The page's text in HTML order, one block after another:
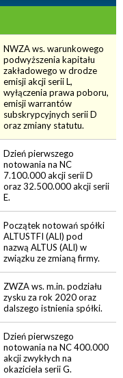
NWZA ws. warunkowego
podwyższenia kapitału
zakładowego w drodze
emisji akcji serii L,
wyłączenia prawa poboru,
emisji warrantów
subskrypcyjnych serii D
oraz zmiany statutu.
Dzień pierwszego
notowania na NC
7.100.000 akcji serii D
oraz 32.500.000 akcji serii
E.
Początek notowań spółki
ALTUSTFI (ALI) pod
nazwą ALTUS (ALI) w
związku ze zmianą firmy.
ZWZA ws. m.in. podziału
zysku za rok 2020 oraz
dalszego istnienia spółki.
Dzień pierwszego
notowania na NC 400.000
akcji zwykłych na
okaziciela serii G.